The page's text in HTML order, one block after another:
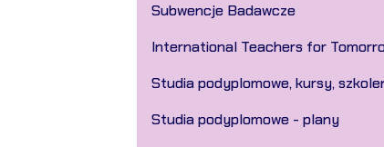
Subwencje Badawcze
International Teachers for
Studia podyplomowe, kursy,
Studia podyplomowe - plany